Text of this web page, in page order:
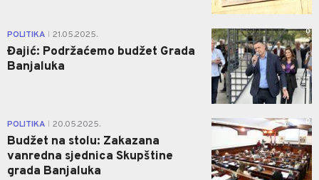
POLITIKA 21.05.2025.
Đajić: Podržaćemo budžet Grada
Banjaluka
0
POLITIKA 20.05.2025.
Budžet na stolu: Zakazana
vanredna sjednica Skupštine
grada Banjaluka
0